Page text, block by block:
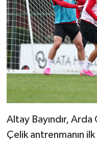
Altay Bayındır,
Çelik antrenmanın